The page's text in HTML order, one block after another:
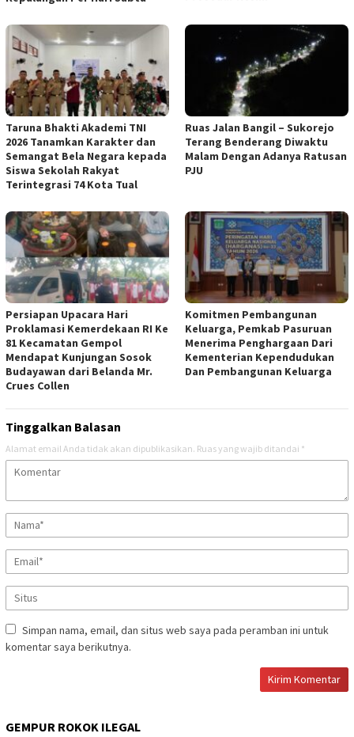
Taruna Bhakti Akademi TNI
2026 Tanamkan Karakter dan
Semangat Bela Negara kepada
Siswa Sekolah Rakyat
Terintegrasi 74 Kota Tual
Ruas Jalan Bangil – Sukorejo
Terang Benderang Diwaktu
Malam Dengan Adanya Ratusan
PJU
Persiapan Upacara Hari
Proklamasi Kemerdekaan RI Ke
81 Kecamatan Gempol
Mendapat Kunjungan Sosok
Budayawan dari Belanda Mr.
Crues Collen
Komitmen Pembangunan
Keluarga, Pemkab Pasuruan
Menerima Penghargaan Dari
Kementerian Kependudukan
Dan Pembangunan Keluarga
Tinggalkan Balasan
Alamat email Anda tidak akan dipublikasikan. Ruas yang wajib ditandai *
Simpan nama, email, dan situs web saya pada peramban ini untuk
komentar saya berikutnya.
GEMPUR ROKOK ILEGAL